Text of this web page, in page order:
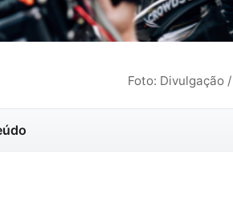
Foto: Divulgação